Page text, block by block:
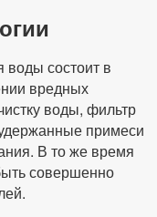
воды состоит в
вредных
воды, фильтр
примеси
В то же время
совершенно